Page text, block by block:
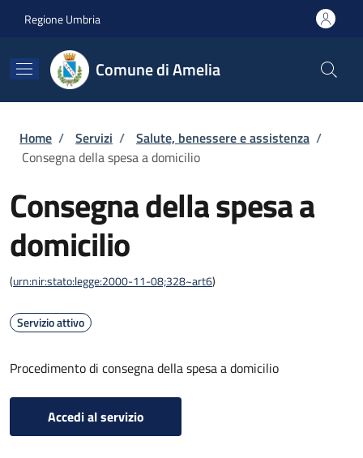
Regione Umbria
Comune di Amelia
Briciole di pane
Home / Servizi / Salute, benessere e assistenza /
Consegna della spesa a domicilio
Consegna della spesa a
domicilio
(urn:nir:stato:legge:2000-11-08;328~art6)
Servizio attivo
Procedimento di consegna della spesa a domicilio
Accedi al servizio